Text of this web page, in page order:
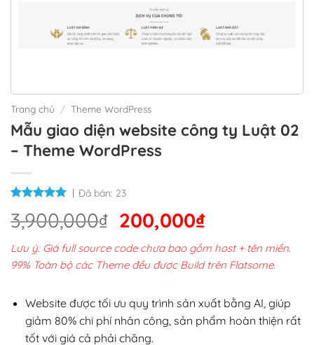
Trang chủ / Theme WordPress
Mẫu giao diện website công ty Luật 02
– Theme WordPress
Đã bán: 23
3,900,000₫ Giá
gốc
là:
3,900,000₫.
200,000₫Giá
hiện
tại
200,000₫.
Lưu ý: Giá full source code chưa bao gồm host + tên miền.
99% Toàn bộ các Theme đều được Build trên Flatsome.
Website được tối ưu quy trình sản xuất bằng AI, giúp
giảm 80% chi phí nhân công, sản phẩm hoàn thiện rất
tốt với giá cả phải chăng.